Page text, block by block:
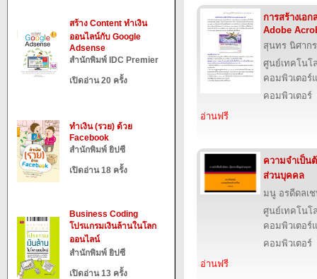
สร้าง Content ทำเงิน
ออนไลน์กับ Google
Adsense
สำนักพิมพ์ IDC Premier
เปิดอ่าน 20 ครั้ง
ทำเงิน (รวย) ด้วย
Facebook
สำนักพิมพ์ ยิปซี
เปิดอ่าน 18 ครั้ง
Business Coding
โปรแกรมเงินล้านในโลก
ออนไลน์
สำนักพิมพ์ ยิปซี
เปิดอ่าน 13 ครั้ง
การสร้างเอ
Adobe
สุนทร นิศากร
ศูนย์เทคโนโ
คอมพิวเตอร์
คอมพิวเตอร์
อ่านฟรี
ความจำเป็น
ส่วนบุคคล
มนู อรดีดลเ
ศูนย์เทคโนโ
คอมพิวเตอร์
คอมพิวเตอร์
อ่านฟรี